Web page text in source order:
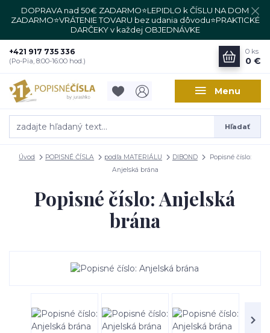
DOPRAVA nad 50€ ZADARMO⭐LEPIDLO k ČÍSLU NA DOM
ZADARMO⭐VRÁTENIE TOVARU bez udania dôvodu⭐PRAKTICKÉ
DARČEKY v každej OBJEDNÁVKE
Menu
Hľadať
+421 917 735 336
(Po-Pia, 8:00-16:00 hod.)
0 ks
0 €
Úvod POPISNÉ ČÍSLA podľa MATERIÁLU DIBOND
Popisné číslo:
Anjelská brána
Popisné číslo: Anjelská
brána